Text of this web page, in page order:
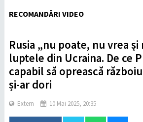
RECOMANDĂRI VIDEO
Rusia „nu poate, nu vrea și
luptele din Ucraina. De ce
capabil să oprească
și-ar dori
Extern 10 Mai 2025, 20:35